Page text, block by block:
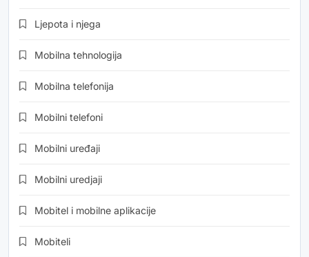
Ljepota i njega
Mobilna tehnologija
Mobilna telefonija
Mobilni telefoni
Mobilni uređaji
Mobilni uredjaji
Mobitel i mobilne aplikacije
Mobiteli